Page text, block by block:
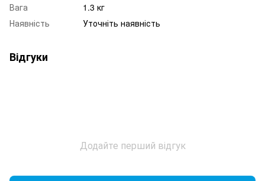
Вага
1.3 кг
Наявність
Уточніть наявність
Відгуки
Додайте перший відгук